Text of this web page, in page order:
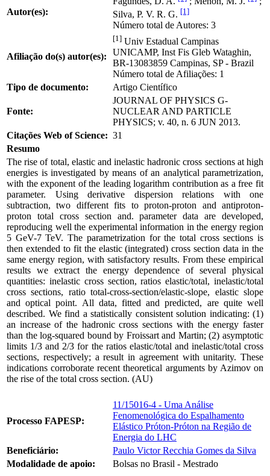
Autor(es):
Silva, P. V. R. G. [1]
Número total de Autores: 3
Afiliação do(s) autor(es):
[1] Univ Estadual Campinas
UNICAMP, Inst Fis Gleb Wataghin,
BR-13083859 Campinas, SP - Brazil
Número total de Afiliações: 1
Tipo de documento:
Artigo Científico
Fonte:
JOURNAL OF PHYSICS G-
NUCLEAR AND PARTICLE
PHYSICS; v. 40, n. 6 JUN 2013.
Citações Web of Science: 31
Resumo
The rise of total, elastic and inelastic hadronic cross sections at high
energies is investigated by means of an analytical parametrization,
with the exponent of the leading logarithm contribution as a free fit
parameter. Using derivative dispersion relations with one
subtraction, two different fits to proton-proton and antiproton-
proton total cross section and. parameter data are developed,
reproducing well the experimental information in the energy region
5 GeV-7 TeV. The parametrization for the total cross sections is
then extended to fit the elastic (integrated) cross section data in the
same energy region, with satisfactory results. From these empirical
results we extract the energy dependence of several physical
quantities: inelastic cross section, ratios elastic/total, inelastic/total
cross sections, ratio total-cross-section/elastic-slope, elastic slope
and optical point. All data, fitted and predicted, are quite well
described. We find a statistically consistent solution indicating: (1)
an increase of the hadronic cross sections with the energy faster
than the log-squared bound by Froissart and Martin; (2) asymptotic
limits 1/3 and 2/3 for the ratios elastic/total and inelastic/total cross
sections, respectively; a result in agreement with unitarity. These
indications corroborate recent theoretical arguments by Azimov on
the rise of the total cross section. (AU)
Processo FAPESP:
11/15016-4 - Uma Análise
Fenomenológica do Espalhamento
Elástico Próton-Próton na Região de
Energia do LHC
Beneficiário:
Paulo Victor Recchia Gomes da Silva
Modalidade de apoio:
Bolsas no Brasil - Mestrado